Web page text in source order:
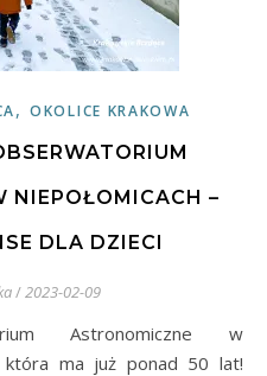
,OKOLICE KRAKOWA
NIEPOŁOMICACH –
DLA DZIECI
/2023-02-09
która ma już ponad 50 lat!